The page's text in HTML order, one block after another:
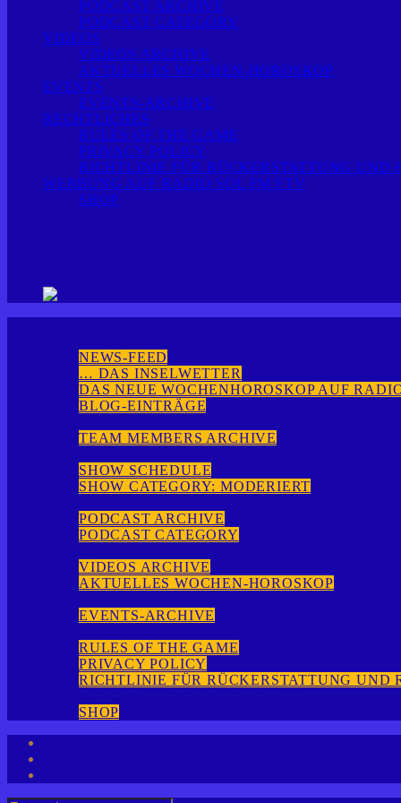
PODCAST ARCHIVE
PODCAST CATEGORY
VIDEOS
VIDEOS ARCHIVE
AKTUELLES WOCHEN-HOROSKOP
EVENTS
EVENTS-ARCHIVE
RECHTLICHES
RULES OF THE GAME
PRIVACY POLICY
RICHTLINIE FÜR RÜCKERSTATTUNG UND
WERBUNG AUF RADIO SOL FM FTV
SHOP
NEWS-FEED
… DAS INSELWETTER
DAS NEUE WOCHENHOROSKOP AUF
BLOG-EINTRÄGE
TEAM MEMBERS ARCHIVE
SHOW SCHEDULE
SHOW CATEGORY: MODERIERT
PODCAST ARCHIVE
PODCAST CATEGORY
VIDEOS ARCHIVE
AKTUELLES WOCHEN-HOROSKOP
EVENTS-ARCHIVE
RULES OF THE GAME
PRIVACY POLICY
RICHTLINIE FÜR RÜCKERSTATTUNG UND
SHOP